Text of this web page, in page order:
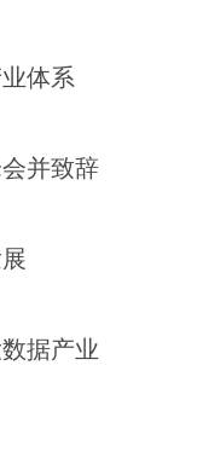
体系
并致辞
据产业